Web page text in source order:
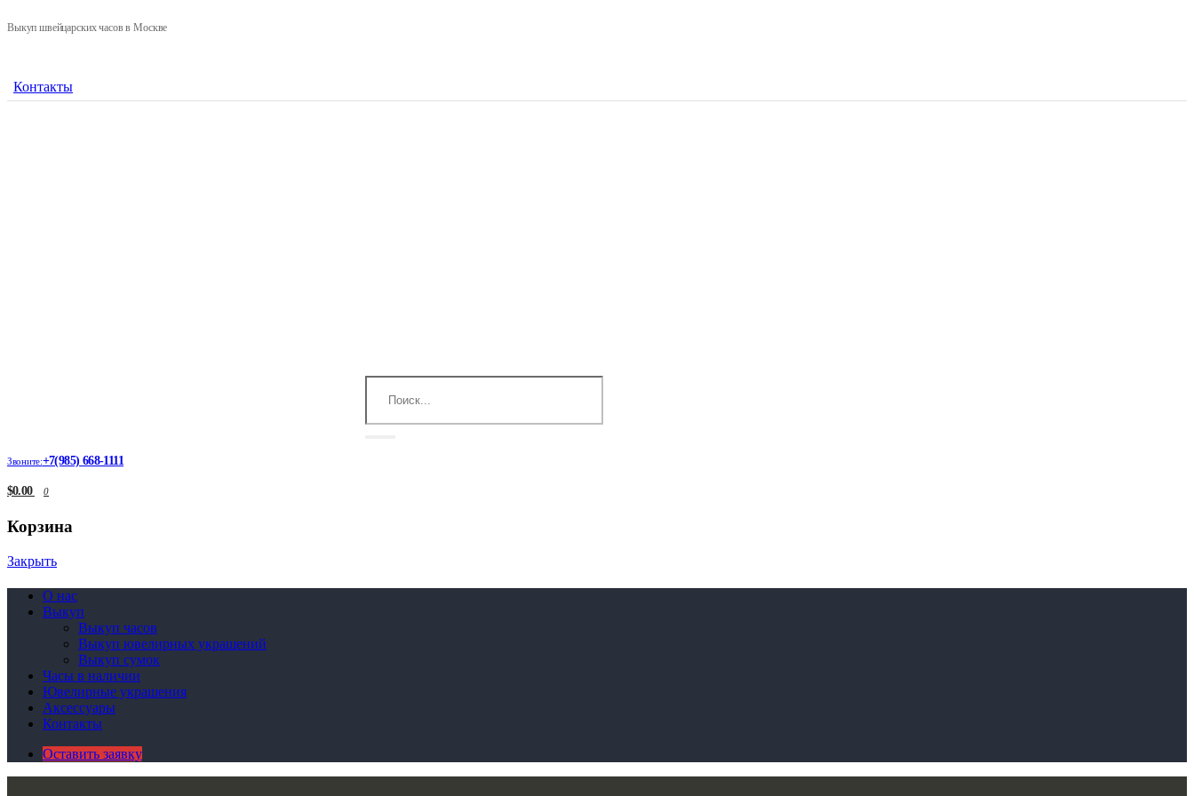
Выкуп швейцарских часов в Москве
Контакты
Звоните:+7(985) 668-1111
$0.00 0
Корзина
Закрыть
О нас
Выкуп
Выкуп часов
Выкуп ювелирных украшений
Выкуп сумок
Часы в наличии
Ювелирные украшения
Аксессуары
Контакты
Оставить заявку